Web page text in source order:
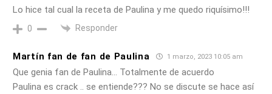
Lo hice tal cual la receta de Paulina y me quedo riquísimo!!!
0 Responder
Martín fan de fan de Paulina 1 marzo, 2023 10:05 am
Que genia fan de Paulina… Totalmente de acuerdo
Paulina es crack .. se entiende??? No se discute se hace así